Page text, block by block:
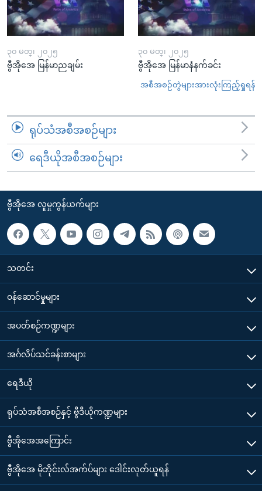
၃၀ မတ္၊ ၂၀၂၅
ဗွီအိုအေ မြန်မာညချမ်း
၃၀ မတ္၊ ၂၀၂၅
ဗွီအိုအေ မြန်မာနံနက်ခင်း
အစီအစဉ်တွဲများအားလုံးကြည့်ရှုရန်
ရုပ်သံအစီအစဉ်များ
ရေဒီယိုအစီအစဉ်များ
ဗွီအိုအေ လူမှုကွန်ယက်များ
သတင်း
၀န်ဆောင်မှုများ
အပတ်စဉ်ကဏ္ဍများ
အင်္ဂလိပ်သင်ခန်းစာများ
ရေဒီယို
ရုပ်သံအစီအစဉ်နှင့် ဗွီဒီယိုကဏ္ဍများ
ဗွီအိုအေအကြောင်း
ဗွီအိုအေ မိုဘိုင်းလ်အက်ပ်များ ဒေါင်းလုတ်ယူရန်